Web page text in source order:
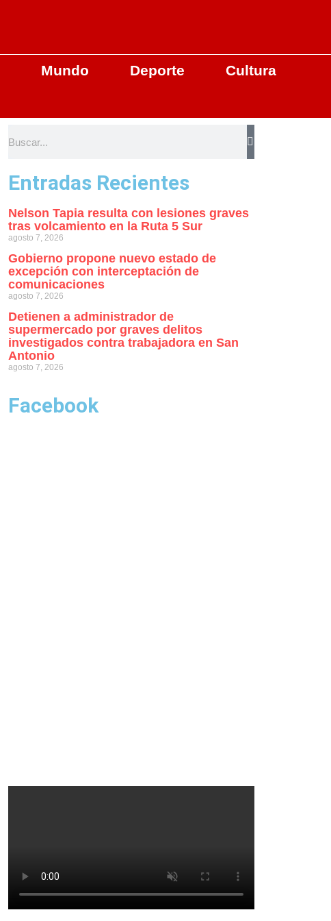
Mundo Deporte
Cultura
Entradas Recientes
Nelson Tapia resulta con lesiones graves
tras volcamiento en la Ruta 5 Sur
agosto 7, 2026
Gobierno propone nuevo estado de
excepción con interceptación de
comunicaciones
agosto 7, 2026
Detienen a administrador de
supermercado por graves delitos
investigados contra trabajadora en San
Antonio
agosto 7, 2026
Facebook